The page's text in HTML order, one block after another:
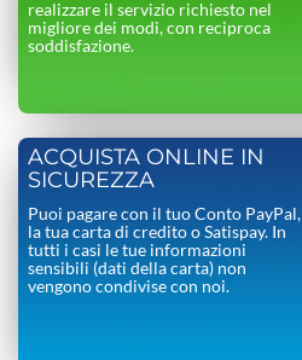
realizzare il servizio richiesto nel
migliore dei modi, con reciproca
soddisfazione.
ACQUISTA ONLINE IN
SICUREZZA
Puoi pagare con il tuo Conto PayPal,
la tua carta di credito o Satispay. In
tutti i casi le tue informazioni
sensibili (dati della carta) non
vengono condivise con noi.